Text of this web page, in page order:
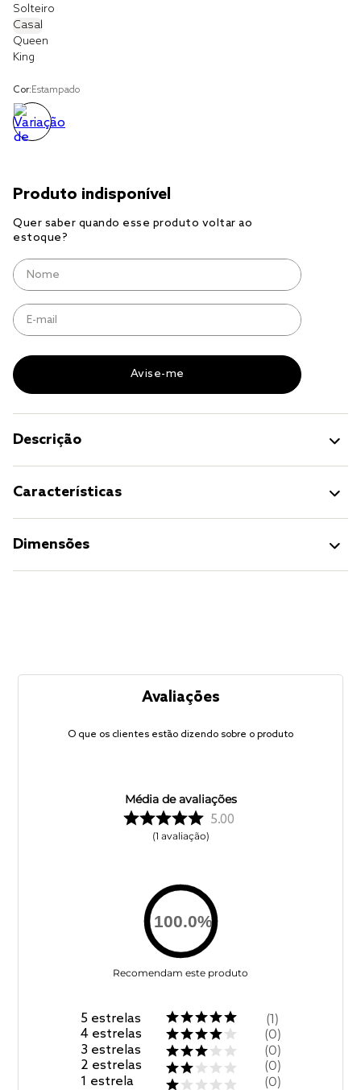
Solteiro
Casal
Queen
King
Cor: Estampado
Descrição
Características
Dimensões
Avaliações
O que os clientes estão dizendo sobre o produto
Média de avaliações
5.00
1 avaliação
100.0%
Recomendam este produto
5 estrelas
4 estrelas
3 estrelas
2 estrelas
1 estrela
1
0
0
0
0
cobre leito
cobertor
jogo cama casal